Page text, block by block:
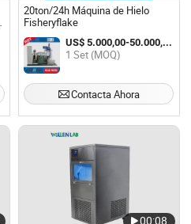
20ton/24h Máquina de Hielo
Fisheryflake
US$ 5.000,00-50.000,00 / Set
1 Set (MOQ)
Contacta Ahora
00:08